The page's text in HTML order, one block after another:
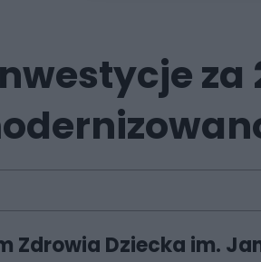
za
Zdrowia Dziecka im.